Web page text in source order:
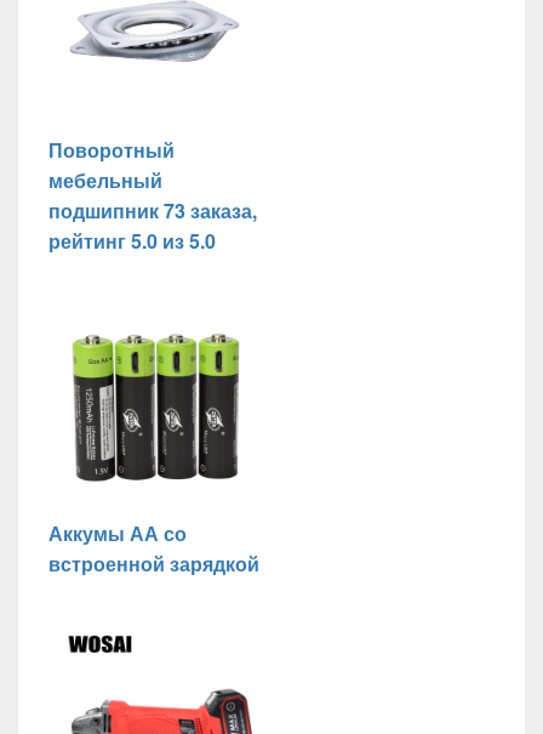
Поворотный
мебельный
подшипник 73 заказа,
рейтинг 5.0 из 5.0
Аккумы АА со
встроенной зарядкой